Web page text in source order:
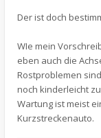
Der ist doch
WIe mein
eben auch die
Rostproblemen
noch kinderleicht
Wartung ist meist
Kurzstreckenauto.